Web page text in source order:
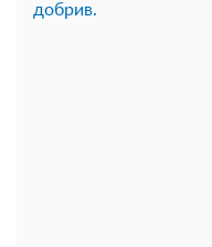
добрив.